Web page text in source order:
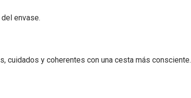
envase.
cuidados y coherentes con una cesta más consciente.